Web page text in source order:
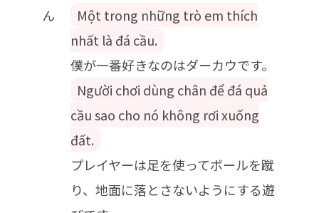
ん
Một trong những trò em thích
nhất là đá cầu.
僕が一番好きなのはダーカウです。
Người chơi dùng chân để đá quả
cầu sao cho nó không rơi xuống
đất.
プレイヤーは足を使ってボールを蹴
り、地面に落とさないようにする遊